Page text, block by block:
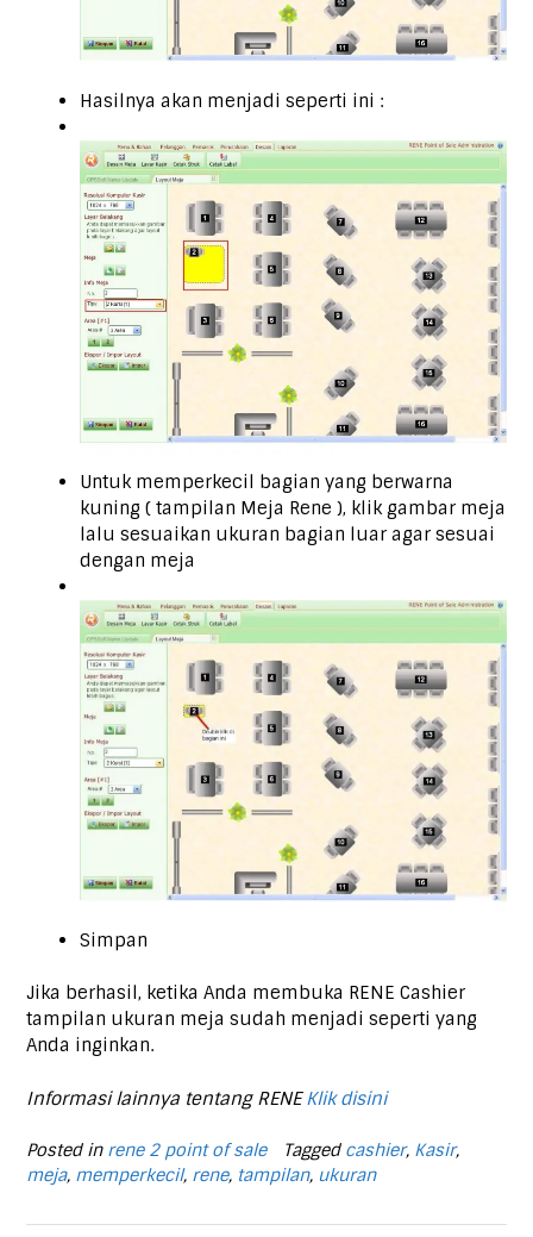
Hasilnya akan menjadi seperti ini :
Untuk memperkecil bagian yang berwarna
kuning ( tampilan Meja Rene ), klik gambar meja
lalu sesuaikan ukuran bagian luar agar sesuai
dengan meja
Simpan
Jika berhasil, ketika Anda membuka RENE Cashier
tampilan ukuran meja sudah menjadi seperti yang
Anda inginkan.
Informasi lainnya tentang RENEKlik disini
Posted in rene 2 point of sale Tagged cashier, Kasir,
meja, memperkecil, rene, tampilan, ukuran